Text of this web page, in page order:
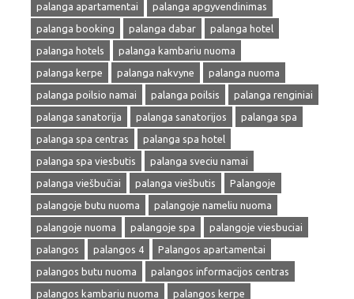
palanga apartamentai
palanga apgyvendinimas
palanga booking
palanga dabar
palanga hotel
palanga hotels
palanga kambariu nuoma
palanga kerpe
palanga nakvyne
palanga nuoma
palanga poilsio namai
palanga poilsis
palanga renginiai
palanga sanatorija
palanga sanatorijos
palanga spa
palanga spa centras
palanga spa hotel
palanga spa viesbutis
palanga sveciu namai
palanga viešbučiai
palanga viešbutis
Palangoje
palangoje butu nuoma
palangoje nameliu nuoma
palangoje nuoma
palangoje spa
palangoje viesbuciai
palangos
palangos 4
Palangos apartamentai
palangos butu nuoma
palangos informacijos centras
palangos kambariu nuoma
palangos kerpe